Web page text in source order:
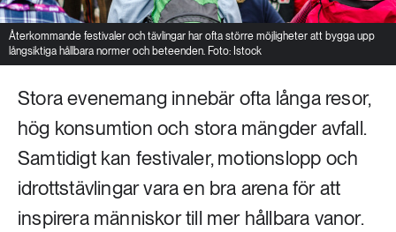
Återkommande festivaler och tävlingar har ofta större möjligheter att bygga upp
långsiktiga hållbara normer och beteenden. Foto: Istock
Stora evenemang innebär ofta långa resor,
hög konsumtion och stora mängder avfall.
Samtidigt kan festivaler, motionslopp och
idrottstävlingar vara en bra arena för att
inspirera människor till mer hållbara vanor.